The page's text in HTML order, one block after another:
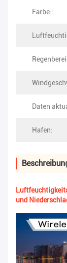
Farbe::
Daten
Hafen:
und